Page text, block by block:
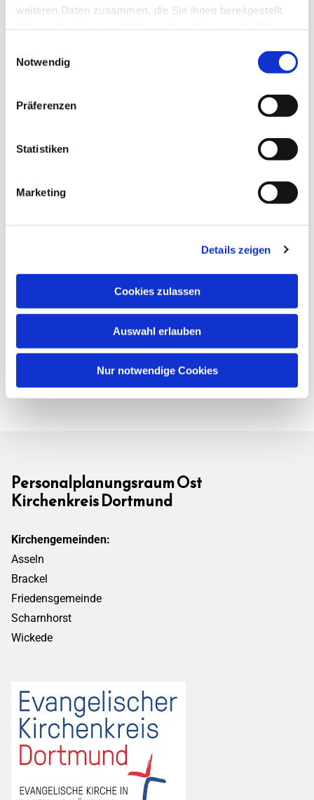
weiteren Daten zusammen, die Sie ihnen bereitgestellt
Notwendig
Präferenzen
Statistiken
Marketing
Details zeigen
Cookies zulassen
Auswahl erlauben
Nur notwendige Cookies
Dies könnte Sie auch
Personalplanungsraum Ost
Kirchenkreis Dortmund
Kirchengemeinden:
Asseln
Brackel
Friedensgemeinde
Scharnhorst
Wickede